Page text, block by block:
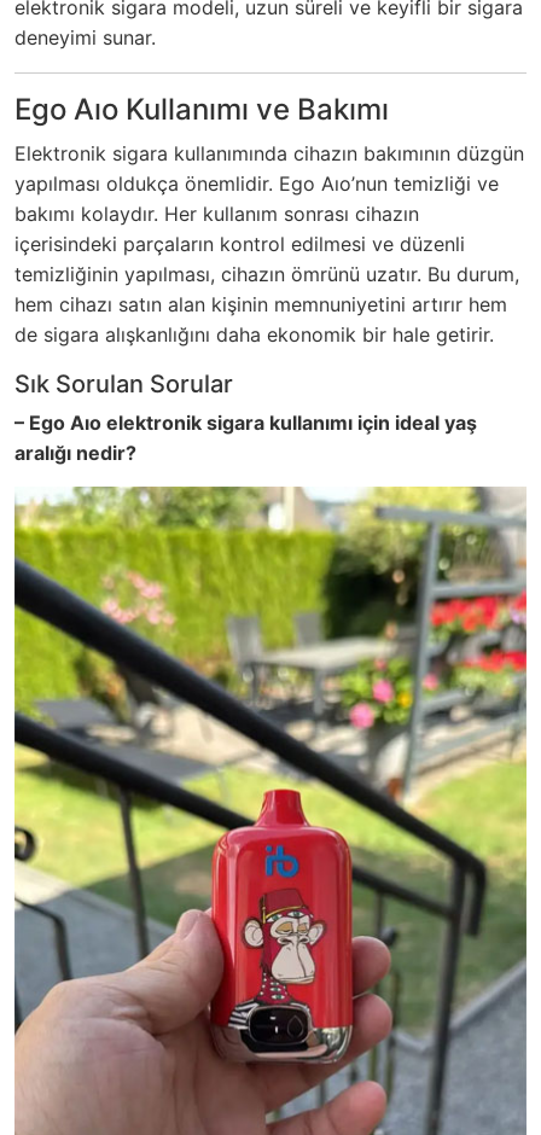
elektronik sigara modeli, uzun süreli ve keyifli bir sigara
deneyimi sunar.
Ego Aıo Kullanımı ve Bakımı
Elektronik sigara kullanımında cihazın bakımının düzgün
yapılması oldukça önemlidir. Ego Aıo’nun temizliği ve
bakımı kolaydır. Her kullanım sonrası cihazın
içerisindeki parçaların kontrol edilmesi ve düzenli
temizliğinin yapılması, cihazın ömrünü uzatır. Bu durum,
hem cihazı satın alan kişinin memnuniyetini artırır hem
de sigara alışkanlığını daha ekonomik bir hale getirir.
Sık Sorulan Sorular
– Ego Aıo elektronik sigara kullanımı için ideal yaş
aralığı nedir?